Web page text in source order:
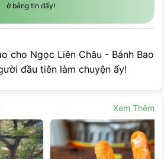
ở bảng tin đấy!
cho Ngọc Liên Châu - Bánh Bao
đầu tiên làm chuyện ấy!
Xem Thêm